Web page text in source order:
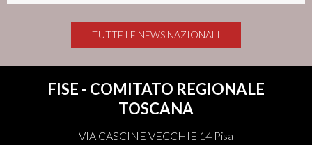
TUTTE LE NEWS NAZIONALI
FISE - COMITATO REGIONALE
TOSCANA
VIA CASCINE VECCHIE 14 Pisa